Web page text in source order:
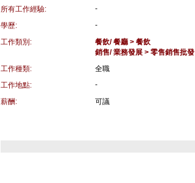
所有工作經驗:
-
學歷:
-
工作類別:
餐飲/ 餐廳 > 餐飲
銷售/ 業務發展 > 零售銷售批發
工作種類:
全職
工作地點:
-
薪酬:
可議